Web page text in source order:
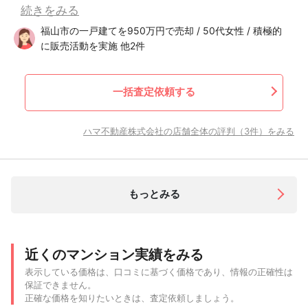
続きをみる
福山市の一戸建てを950万円で売却 / 50代女性 / 積極的
に販売活動を実施 他2件
一括査定依頼する
ハマ不動産株式会社の店舗全体の評判（3件）をみる
もっとみる
近くのマンション実績をみる
表示している価格は、口コミに基づく価格であり、情報の正確性は
保証できません。
正確な価格を知りたいときは、査定依頼しましょう。